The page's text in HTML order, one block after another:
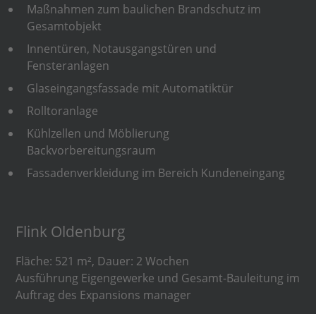
Maßnahmen zum baulichen Brandschutz im
Gesamtobjekt
Innentüren, Notausgangstüren und
Fensteranlagen
Glaseingangsfassade mit Automatiktür
Rolltoranlage
Kühlzellen und Möblierung
Backvorbereitungsraum
Fassadenverkleidung im Bereich Kundeneingang
Flink Oldenburg
Fläche: 521 m², Dauer: 2 Wochen
Ausführung Eigengewerke und Gesamt-Bauleitung im
Auftrag des Expansions manager